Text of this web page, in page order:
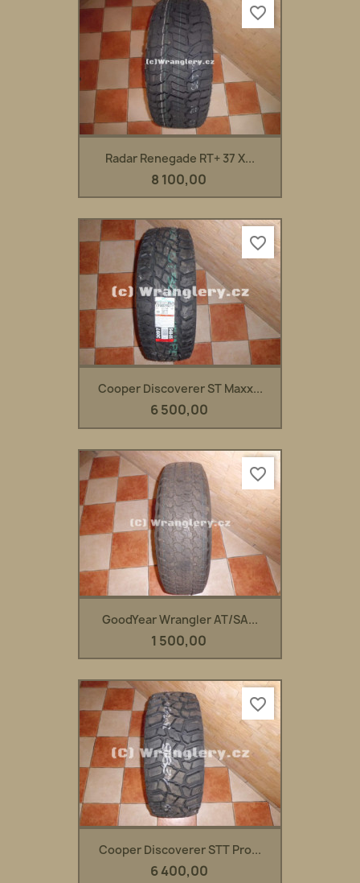
Radar Renegade RT+ 37 X...
8 100,00
favorite_border
Cooper Discoverer ST Maxx...
6 500,00
favorite_border
GoodYear Wrangler AT/SA...
1 500,00
favorite_border
Cooper Discoverer STT Pro...
6 400,00
favorite_border